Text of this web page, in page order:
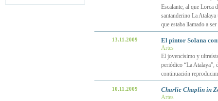
Escalante, al que Lorca
santanderino La
que estaba llamado a
13.11.2009 El pintor Solana
Artes
El jovencísimo y
periódico “La Atalaya”,
continuación
10.11.2009 Charlie Chaplin in
Artes